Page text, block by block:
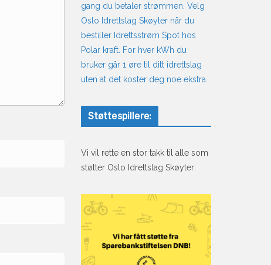
gang du betaler strømmen. Velg
Oslo Idrettslag Skøyter når du
bestiller Idrettsstrøm Spot hos
Polar kraft. For hver kWh du
bruker går 1 øre til ditt idrettslag
uten at det koster deg noe ekstra.
Støttespillere:
Vi vil rette en stor takk til alle som
støtter Oslo Idrettslag Skøyter: